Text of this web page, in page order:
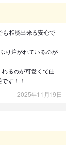
も相談出来る安心で
り注がれているのが
るのが可愛くて仕
す！！
2025年11月19日